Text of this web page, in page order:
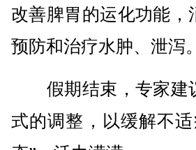
改善脾胃的运化功能
预防和治疗水肿、泄泻。
假期结束，专家建
式的调整，以缓解不